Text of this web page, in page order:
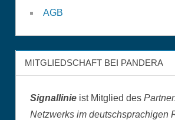
AGB
MITGLIEDSCHAFT BEI PANDERA
Signallinieist Mitglied des
Netzwerks im deutschsprachigen